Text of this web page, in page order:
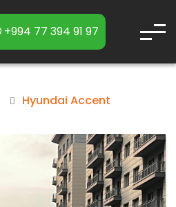
+994 77 394 91 97
Hyundai Accent